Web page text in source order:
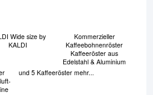
Wide size by
KALDI
Kommerzieller
Kaffeebohnenröster
Kaffeeröster aus
Edelstahl & Aluminium
und 5 Kaffeeröster mehr...